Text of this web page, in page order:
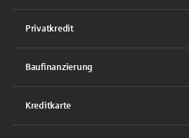
Privatkredit
Baufinanzierung
Kreditkarte